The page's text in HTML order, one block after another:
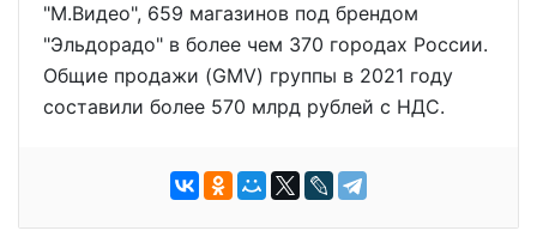
"М.Видео", 659 магазинов под брендом
"Эльдорадо" в более чем 370 городах России.
Общие продажи (GMV) группы в 2021 году
составили более 570 млрд рублей с НДС.